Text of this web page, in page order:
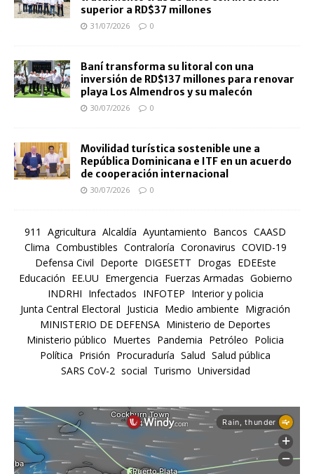
superior a RD$37 millones
31/07/2026 0
Baní transforma su litoral con una
inversión de RD$137 millones para renovar
playa Los Almendros y su malecón
30/07/2026 0
Movilidad turística sostenible une a
República Dominicana e ITF en un acuerdo
de cooperación internacional
30/07/2026 0
911 Agricultura Alcaldía Ayuntamiento Bancos CAASD
Clima Combustibles Contraloría Coronavirus COVID-19
Defensa Civil Deporte DIGESETT Drogas EDEEste
Educación EE.UU Emergencia Fuerzas Armadas Gobierno
INDRHI Infectados INFOTEP Interior y policia
Junta Central Electoral Justicia Medio ambiente Migración
MINISTERIO DE DEFENSA Ministerio de Deportes
Ministerio público Muertes Pandemia Petróleo Policia
Política Prisión Procuraduría Salud Salud pública
SARS CoV-2 social Turismo Universidad